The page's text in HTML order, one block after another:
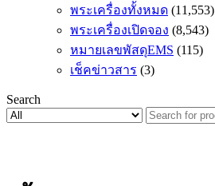
พระเครื่องทั้งหมด (11,553)
พระเครื่องเปิดจอง (8,543)
หมายเลขพัสดุEMS (115)
เช็คข่าวสาร (3)
Search